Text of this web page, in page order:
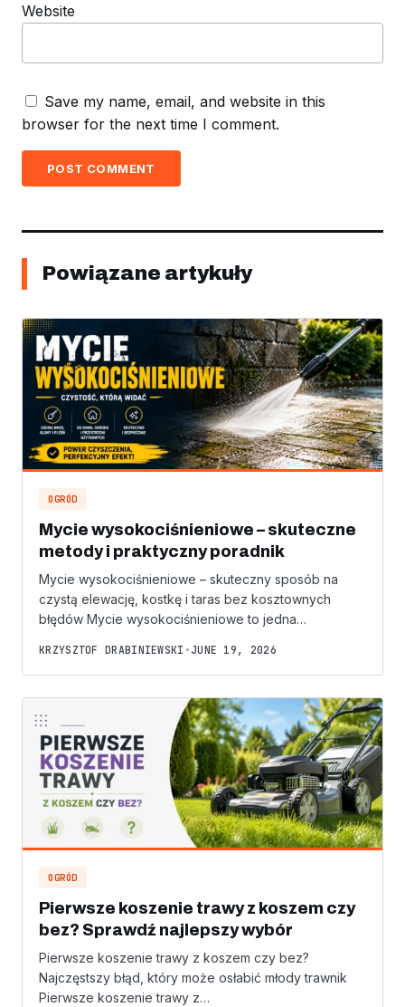
Website
Save my name, email, and website in this
browser for the next time I comment.
POST COMMENT
Powiązane artykuły
OGRÓD
Mycie wysokociśnieniowe – skuteczne
metody i praktyczny poradnik
Mycie wysokociśnieniowe – skuteczny sposób na
czystą elewację, kostkę i taras bez kosztownych
błędów Mycie wysokociśnieniowe to jedna…
KRZYSZTOF DRABINIEWSKI • JUNE 19, 2026
OGRÓD
Pierwsze koszenie trawy z koszem czy
bez? Sprawdź najlepszy wybór
Pierwsze koszenie trawy z koszem czy bez?
Najczęstszy błąd, który może osłabić młody trawnik
Pierwsze koszenie trawy z…